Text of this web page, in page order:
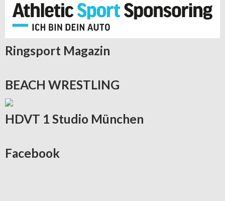
Ringsport Magazin
BEACH WRESTLING
HDVT 1 Studio München
Facebook